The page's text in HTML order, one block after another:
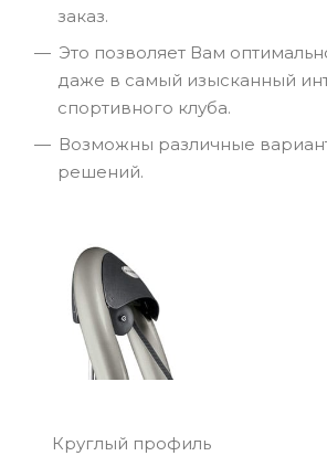
заказ.
Это позволяет Вам
даже в самый изысканный
спортивного клуба.
Возможны различные
решений.
Круглый профиль